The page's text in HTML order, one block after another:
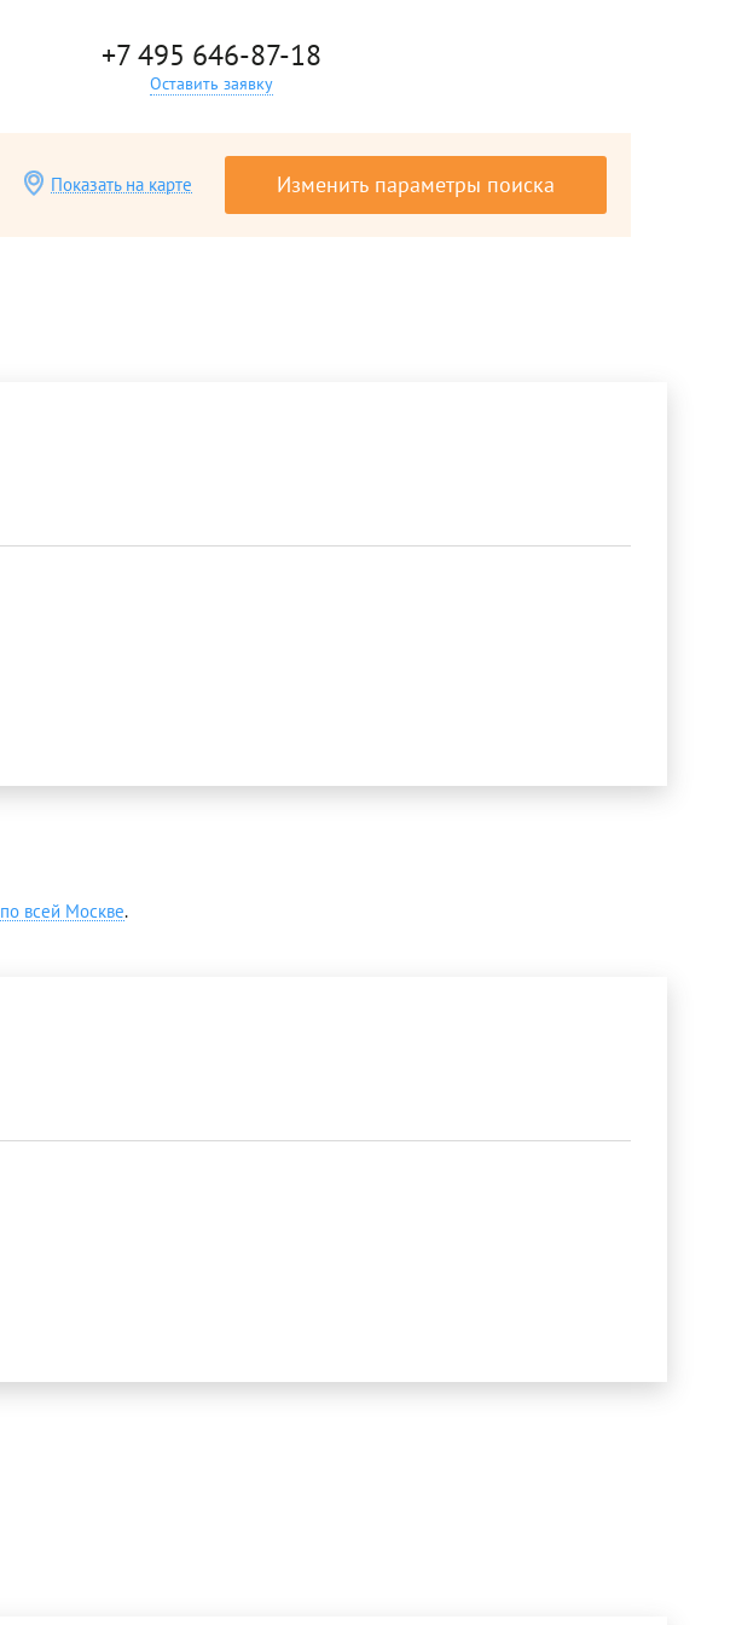
+7 495 646-87-18
Оставить заявку
Изменить параметры поиска
Показать на карте
по всей Москве.